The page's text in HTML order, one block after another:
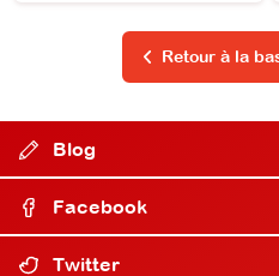
Retour à la
Blog
Facebook
Twitter